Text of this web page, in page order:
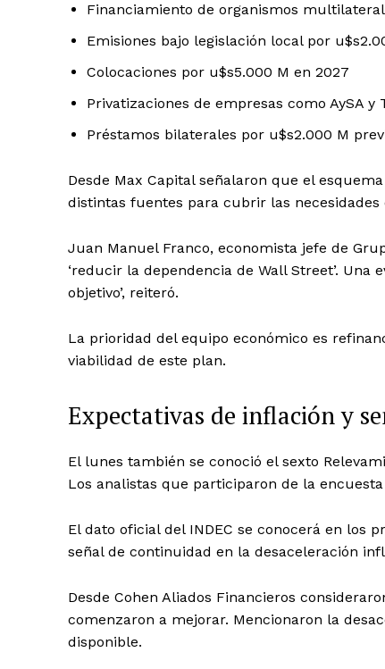
Financiamiento de organismos
Emisiones bajo legislación local por
Colocaciones por u$s5.000 M en 2027
Privatizaciones de empresas como AySA y
Préstamos bilaterales por u$s2.000 M
Desde Max Capital señalaron que el
distintas fuentes para cubrir las necesidades
Juan Manuel Franco, economista jefe de
‘reducir la dependencia de Wall Street’.
objetivo’, reiteró.
La prioridad del equipo económico es
viabilidad de este plan.
Expectativas de inflación y
El lunes también se conoció el sexto
Los analistas que participaron de la
El dato oficial del INDEC se conocerá en los
señal de continuidad en la desaceleración
Desde Cohen Aliados Financieros
comenzaron a mejorar. Mencionaron la
disponible.